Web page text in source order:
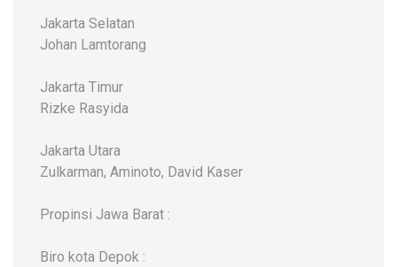
Jakarta Selatan
Johan Lamtorang
Jakarta Timur
Rizke Rasyida
Jakarta Utara
Zulkarman, Aminoto, David Kaser
Propinsi Jawa Barat :
Biro kota Depok :